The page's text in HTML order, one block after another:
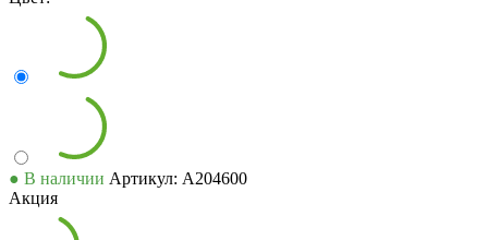
● В наличии Артикул: А204600
Акция